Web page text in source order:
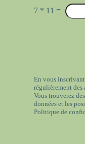
l7 * 11 =
En vous
régulièrement des
Vous trouverez
données et les
Politique de